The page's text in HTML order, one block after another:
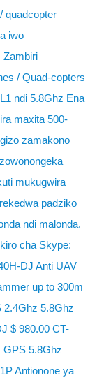
quadcopter
iwo
Zambiri
/ Quad-copters
ndi 5.8Ghz Ena
maxita 500-
zamakono
mukugwira
padziko
ndi malonda.
cha Skype:
DJ Anti UAV
up to 300m
2.4Ghz 5.8Ghz
$ 980.00 CT-
GPS 5.8Ghz
Antionone ya